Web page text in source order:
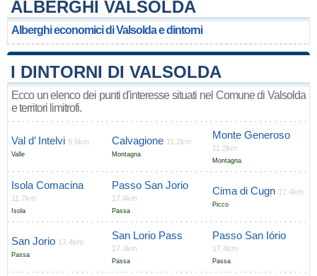
ALBERGHI VALSOLDA
Alberghi economici di Valsolda e dintorni
I DINTORNI DI VALSOLDA
Ecco un elenco dei punti d'interesse situati nel Comune di Valsolda
e territori limitrofi.
Val d’ Intelvi 9.6km
Valle
Calvagione 11.2km
Montagna
Monte Generoso
11.2km
Montagna
Isola Comacina
11.7km
Isola
Passo San Jorio
17.4km
Passa
Cima di Cugn 17.4km
Picco
San Jorio 17.4km
Passa
San Lorio Pass
17.4km
Passa
Passo San Iório
17.4km
Passa